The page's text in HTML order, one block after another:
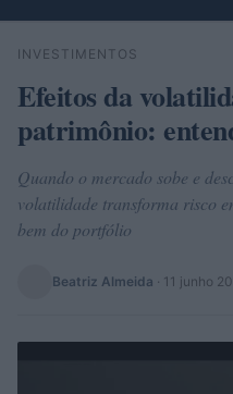
Buscar
INVESTIMENTOS
Efeitos da
patrimônio:
Quando o mercado sobe e
volatilidade transforma risco
bem do portfólio
Beatriz Almeida · 11 junho